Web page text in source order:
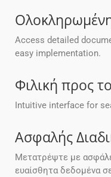
Access detailed
easy implementation.
Φιλική προς
Intuitive interface for
Ασφαλής
Μετατρέψτε με
ευαίσθητα δεδομένα